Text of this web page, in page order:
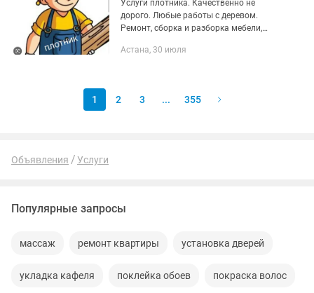
Услуги плотника. Качественно не
дорого. Любые работы с деревом.
Ремонт, сборка и разборка мебели,
работы. Звоните в любое время суток.
Астана, 30 июля
1 2 3 ... 355
Объявления Услуги
Популярные запросы
массаж ремонт квартиры установка дверей
укладка кафеля поклейка обоев покраска волос